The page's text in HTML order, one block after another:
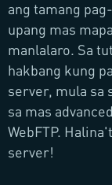
ang tamang
upang mas
manlalaro. Sa
hakbang kung
server, mula sa
sa mas
WebFTP.
server!